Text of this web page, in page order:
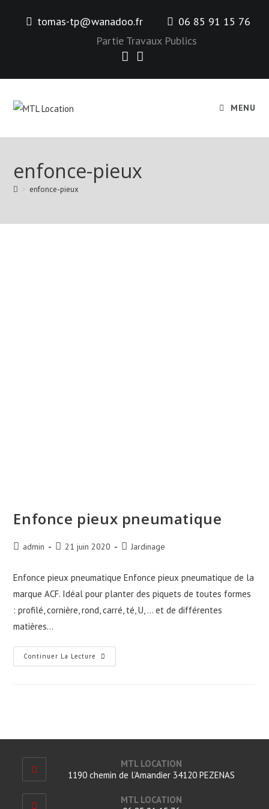
tomas-tp@wanadoo.fr
06 85 91 15 76
Partie Travaux Publics
MENU
enfonce-pieux
enfonce-pieux
Enfonce pieux pneumatique
Auteur/autrice
publication :
admin
Publication
21 juin 2020
PostJardinage
Enfonce pieux pneumatique Enfonce pieux pneumatique de la
marque ACF. Idéal pour planter des piquets de toutes formes
: profilé, cornière, rond, carré, té, U, ... et de différentes
matières…
Continuer La Lecture Enfonce
Pieux
MTL LOCATION
1190 chemin de l’Amandier 34120 PEZENAS
MTL LOCATION